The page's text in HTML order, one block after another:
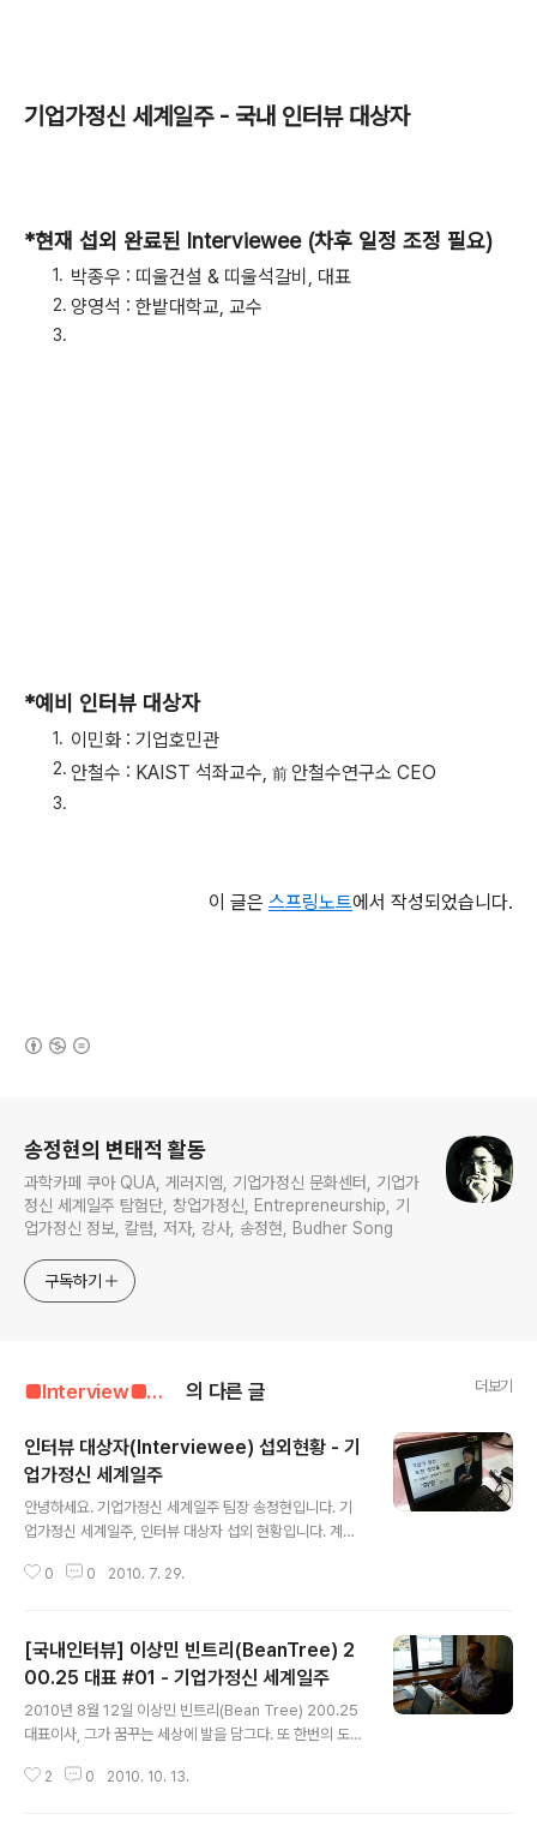
기업가정신 세계일주 - 국내 인터뷰 대상자
*현재 섭외 완료된 Interviewee (차후 일정 조정 필요)
박종우 : 띠울건설 & 띠울석갈비, 대표
양영석 : 한밭대학교, 교수
*예비 인터뷰 대상자
이민화 : 기업호민관
안철수 : KAIST 석좌교수, 前 안철수연구소 CEO
이 글은 스프링노트에서 작성되었습니다.
송정현의 변태적 활동
과학카페 쿠아 QUA, 게러지엠, 기업가정신 문화센터, 기업가
정신 세계일주 탐험단, 창업가정신, Entrepreneurship, 기
업가정신 정보, 칼럼, 저자, 강사, 송정현, Budher Song
구독하기
■Interview■■■■■/국내 인터뷰 의 다른 글 더보기
인터뷰 대상자(Interviewee) 섭외현황 - 기
업가정신 세계일주
안녕하세요. 기업가정신 세계일주 팀장 송정현입니다. 기
업가정신 세계일주, 인터뷰 대상자 섭외 현황입니다. 계속
업가정신 세계일주 - 해외 인터뷰 대상자 *현재 섭외 완료
on (메리 고든) : Roots of Empathy, Founder & CEO
Pamela Hartigan (파멜라 하티건) : Skoll Center for
Social Entrepreneurship (University of Oxford),
Director Kerwin Tesdell (커윈 테스델) : Communit
y Deve..
0 0 2010. 7. 29.
[국내인터뷰] 이상민 빈트리(BeanTree) 2
00.25 대표 #01 - 기업가정신 세계일주
2010년 8월 12일 이상민 빈트리(Bean Tree) 200.25
대표이사, 그가 꿈꾸는 세상에 발을 담그다. 또 한번의 도전
프랜차이즈 '빈트리(Bean Tree) 200.25' 대표이사. 그
2 0 2010. 10. 13.